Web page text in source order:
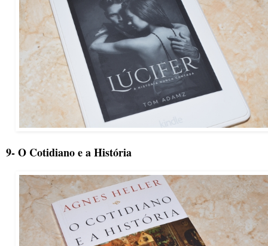
9- O Cotidiano e a História